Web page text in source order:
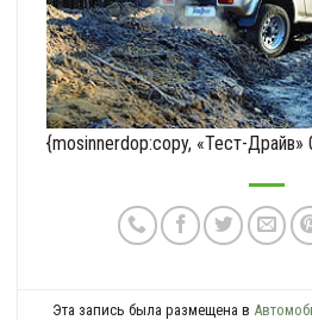
{mosinnerdop:copy, «Тест-Драйв»
Эта запись была размещена в